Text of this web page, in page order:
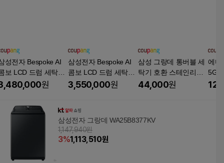
성전자 Bespoke AI
보 LCD 드럼 세탁건
기 25kg / 20kg 177.8
원
삼성전자 Bespoke AI
콤보 LCD 드럼 세탁건
조기 25kg / 20kg 177.8
3,550,000원
삼성 그랑데 통버블 세
탁기 호환 스테인리스
필터 거름망, 2개, 스테
44,000원
에디
지퍼
삼성전자 그랑데 WA25B8377KV
1,147,940원
3%1,113,510원